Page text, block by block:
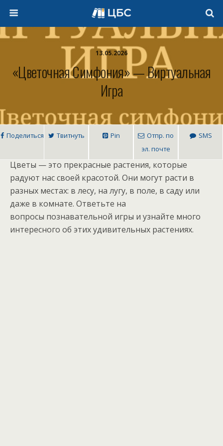
13.05.2026
«Цветочная Симфония» — Виртуальная
Игра
Поделиться Твитнуть Pin
Отпр. по
эл. почте
SMS
Цветы — это прекрасные растения, которые
радуют нас своей красотой. Они могут расти в
разных местах: в лесу, на лугу, в поле, в саду или
даже в комнате. Ответьте на
вопросы познавательной игры и узнайте много
интересного об этих удивительных растениях.